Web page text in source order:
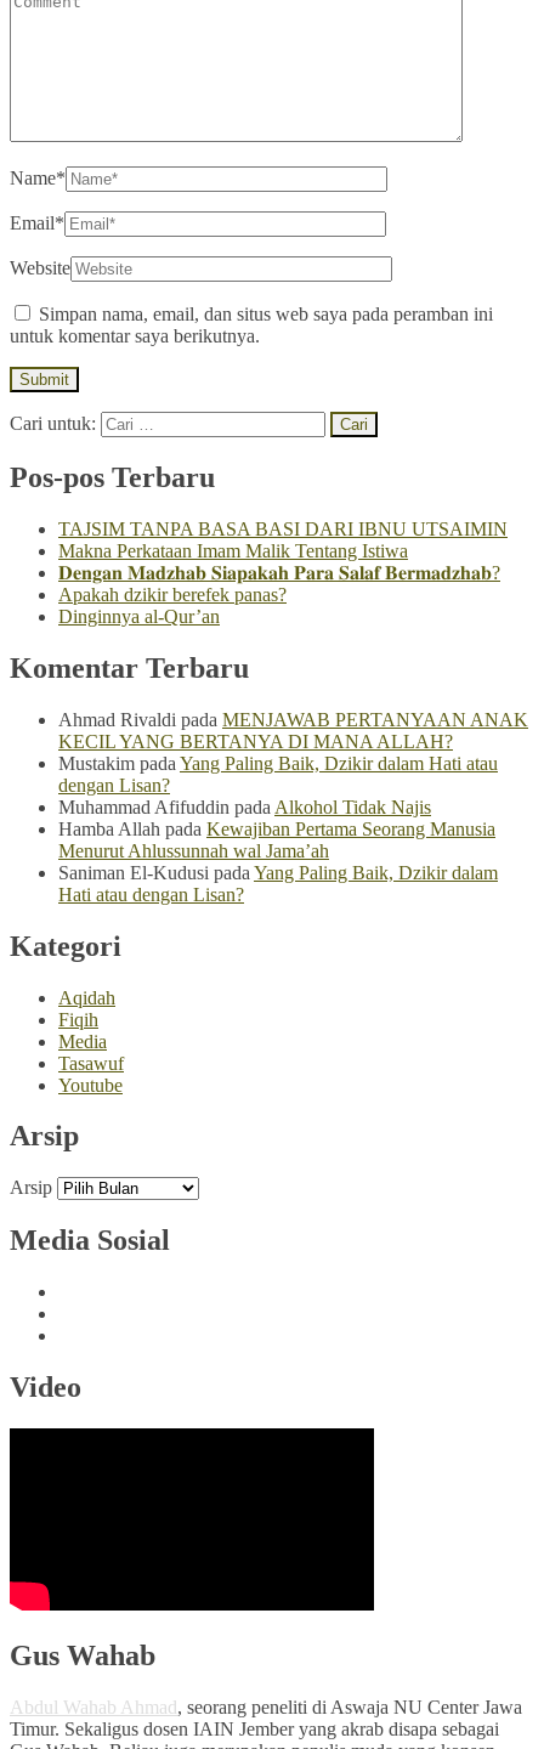
Name*
Email*
Website
Simpan nama, email, dan situs web saya pada peramban ini
untuk komentar saya berikutnya.
Cari untuk:
Pos-pos Terbaru
TAJSIM TANPA BASA BASI DARI IBNU UTSAIMIN
Makna Perkataan Imam Malik Tentang Istiwa
𝐃𝐞𝐧𝐠𝐚𝐧 𝐌𝐚𝐝𝐳𝐡𝐚𝐛 𝐒𝐢𝐚𝐩𝐚𝐤𝐚𝐡 𝐏𝐚𝐫𝐚 𝐒𝐚𝐥𝐚𝐟 𝐁𝐞𝐫𝐦𝐚𝐝𝐳𝐡𝐚𝐛?
Apakah dzikir berefek panas?
Dinginnya al-Qur’an
Komentar Terbaru
Ahmad Rivaldi pada MENJAWAB PERTANYAAN ANAK
KECIL YANG BERTANYA DI MANA ALLAH?
Mustakim pada Yang Paling Baik, Dzikir dalam Hati atau
dengan Lisan?
Muhammad Afifuddin pada Alkohol Tidak Najis
Hamba Allah pada Kewajiban Pertama Seorang Manusia
Menurut Ahlussunnah wal Jama’ah
Saniman El-Kudusi pada Yang Paling Baik, Dzikir dalam
Hati atau dengan Lisan?
Kategori
Aqidah
Fiqih
Media
Tasawuf
Youtube
Arsip
Arsip
Media Sosial
Video
Gus Wahab
Abdul Wahab Ahmad, seorang peneliti di Aswaja NU Center Jawa
Timur. Sekaligus dosen IAIN Jember yang akrab disapa sebagai